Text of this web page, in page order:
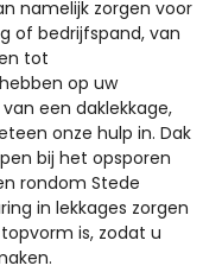
namelijk zorgen voor
of bedrijfspand, van
tot
op uw
een daklekkage,
onze hulp in. Dak
bij het opsporen
rondom Stede
in lekkages zorgen
is, zodat u